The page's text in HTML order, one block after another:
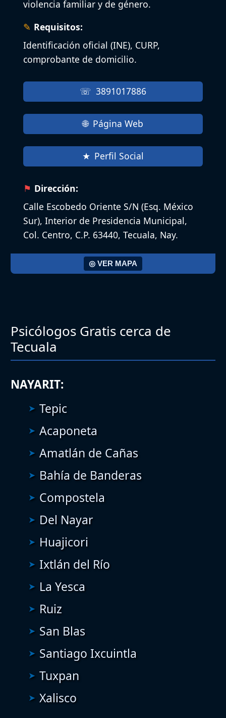
violencia familiar y de género.
Requisitos:
Identificación oficial (INE), CURP,
comprobante de domicilio.
3891017886
Página Web
Perfil Social
Dirección:
Calle Escobedo Oriente S/N (Esq. México
Sur), Interior de Presidencia Municipal,
Col. Centro, C.P. 63440, Tecuala, Nay.
◎ VER MAPA
Psicólogos Gratis cerca de
Tecuala
NAYARIT:
Tepic
Acaponeta
Amatlán de Cañas
Bahía de Banderas
Compostela
Del Nayar
Huajicori
Ixtlán del Río
La Yesca
Ruiz
San Blas
Santiago Ixcuintla
Tuxpan
Xalisco